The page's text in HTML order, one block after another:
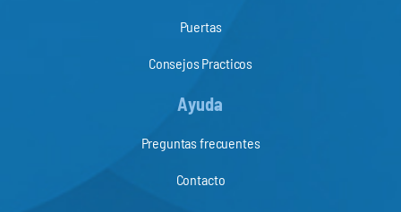
Puertas
Consejos Practicos
Ayuda
Preguntas frecuentes
Contacto